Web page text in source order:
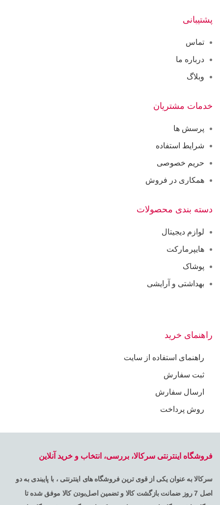
پشتیبانی
تماس
درباره ما
وبلاگ
خدمات مشتریان
پرسش ها
شرایط استفاده
حریم خصوصی
همکاری در فروش
دسته بندی محصولات
لوازم دیجیتال
هایپرمارکت
پوشاک
بهداشتی و آرایشی
راهنمای خرید
راهنمای استفاده از سایت
ثبت سفارش
ارسال سفارش
روش پرداخت
فروشگاه اینترنتی سرکالا، بررسی، انتخاب و خرید آنلاین
سرکالا به عنوان یکی از قوی ترین فروشگاه های اینترنتی ، با پایبندی به دو
اصل 7 روز ضمانت بازگشت کالا و تضمین اصل‌بودن کالا موفق شده تا